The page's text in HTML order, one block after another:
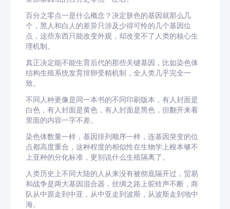
百分之零点一是什么概念？决定肤色的基因就那么几
个，黑人和白人的差异只涉及少得可怜的几个基因位
点，这些东西只能改变外观，却改变不了人类的核心生
理机制。
真正决定能不能生育后代的那些关键基因，比如染色体
结构生殖系统发育排卵受精机制，全人类几乎完全一
致。
不同人种更像是同一本书的不同印刷版本，有人封面是
白色，有人封面是黄色，有人封面是黑色，但翻开来看
里面的内容一字不差。
染色体数量一样，基因排列顺序一样，连基因突变的位
点都高度重合，这种程度的相似性在生物学上根本够不
上亚种的分化标准，更别说什么生殖隔离了。
人类历史上不同大陆的人从来没有被彻底隔开过，贸易
和战争是两大基因混合器，丝绸之路上驼铃声不断，商
队从中原走到中亚，从中亚走到波斯，从波斯走到地中
海。